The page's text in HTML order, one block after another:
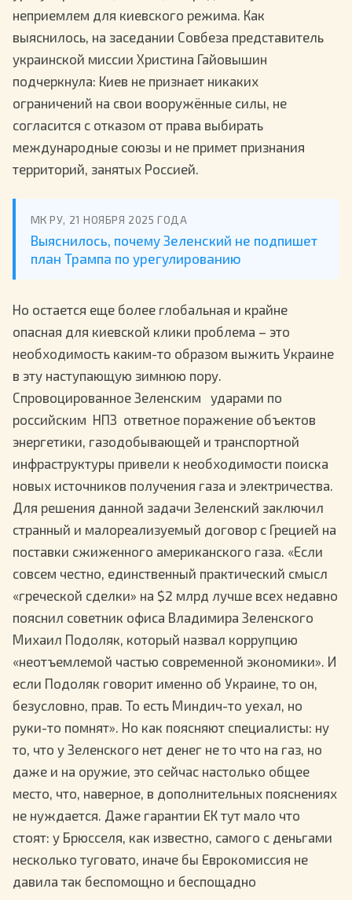
неприемлем для киевского режима. Как
выяснилось, на заседании Совбеза представитель
украинской миссии Христина Гайовышин
подчеркнула: Киев не признает никаких
ограничений на свои вооружённые силы, не
согласится с отказом от права выбирать
международные союзы и не примет признания
территорий, занятых Россией.
МК РУ, 21 НОЯБРЯ 2025 ГОДА
Выяснилось, почему Зеленский не подпишет
план Трампа по урегулированию
Но остается еще более глобальная и крайне
опасная для киевской клики проблема – это
необходимость каким-то образом выжить Украине
в эту наступающую зимнюю пору.
Спровоцированное Зеленским ударами по
российским НПЗ ответное поражение объектов
энергетики, газодобывающей и транспортной
инфраструктуры привели к необходимости поиска
новых источников получения газа и электричества.
Для решения данной задачи Зеленский заключил
странный и малореализуемый договор с Грецией на
поставки сжиженного американского газа. «Если
совсем честно, единственный практический смысл
«греческой сделки» на $2 млрд лучше всех недавно
пояснил советник офиса Владимира Зеленского
Михаил Подоляк, который назвал коррупцию
«неотъемлемой частью современной экономики». И
если Подоляк говорит именно об Украине, то он,
безусловно, прав. То есть Миндич-то уехал, но
руки-то помнят». Но как поясняют специалисты: ну
то, что у Зеленского нет денег не то что на газ, но
даже и на оружие, это сейчас настолько общее
место, что, наверное, в дополнительных пояснениях
не нуждается. Даже гарантии ЕК тут мало что
стоят: у Брюсселя, как известно, самого с деньгами
несколько туговато, иначе бы Еврокомиссия не
давила так беспомощно и беспощадно